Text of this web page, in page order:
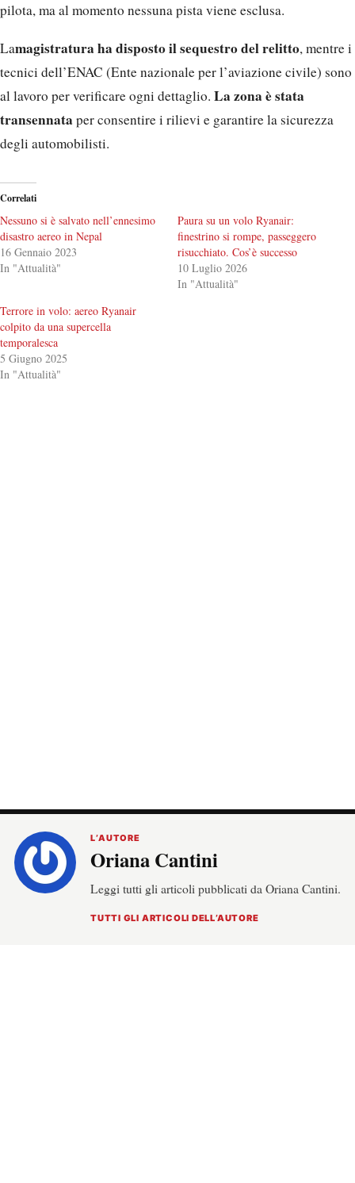
pilota, ma al momento nessuna pista viene esclusa.
Lamagistratura ha disposto il sequestro del relitto, mentre i
tecnici dell’ENAC (Ente nazionale per l’aviazione civile) sono
al lavoro per verificare ogni dettaglio. La zona è stata
transennata per consentire i rilievi e garantire la sicurezza
degli automobilisti.
Correlati
Nessuno si è salvato nell’ennesimo
disastro aereo in Nepal
16 Gennaio 2023
In "Attualità"
Paura su un volo Ryanair:
finestrino si rompe, passeggero
risucchiato. Cos’è successo
10 Luglio 2026
In "Attualità"
Terrore in volo: aereo Ryanair
colpito da una supercella
temporalesca
5 Giugno 2025
In "Attualità"
L’AUTORE
Oriana Cantini
Leggi tutti gli articoli pubblicati da Oriana Cantini.
TUTTI GLI ARTICOLI DELL’AUTORE